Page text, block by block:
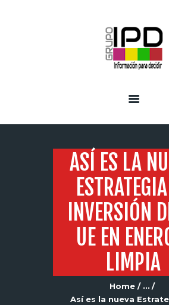
ASÍ ES LA
INVERSIÓN
UE EN
LIMPIA
Home
...
Así es la nueva